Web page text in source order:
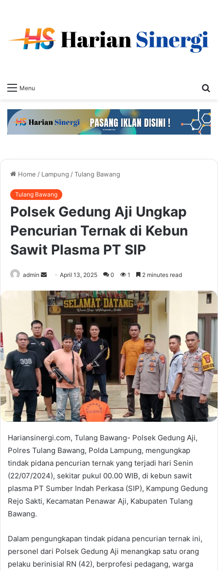
Menu
Home / Lampung /Tulang Bawang
Tulang Bawang
Polsek Gedung Aji Ungkap
Pencurian Ternak di Kebun
Sawit Plasma PT SIP
admin
Send
email
April 13, 2025 0 1 2 minutes read
Hariansinergi.com, Tulang Bawang- Polsek Gedung Aji,
Polres Tulang Bawang, Polda Lampung, mengungkap
tindak pidana pencurian ternak yang terjadi hari Senin
(22/07/2024), sekitar pukul 00.00 WIB, di kebun sawit
plasma PT Sumber Indah Perkasa (SIP), Kampung Gedung
Rejo Sakti, Kecamatan Penawar Aji, Kabupaten Tulang
Bawang.
Dalam pengungkapan tindak pidana pencurian ternak ini,
personel dari Polsek Gedung Aji menangkap satu orang
pelaku berinisial RN (42), berprofesi pedagang, warga